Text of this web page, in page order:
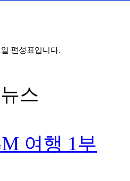
편성표입니다.
스
여행 1부